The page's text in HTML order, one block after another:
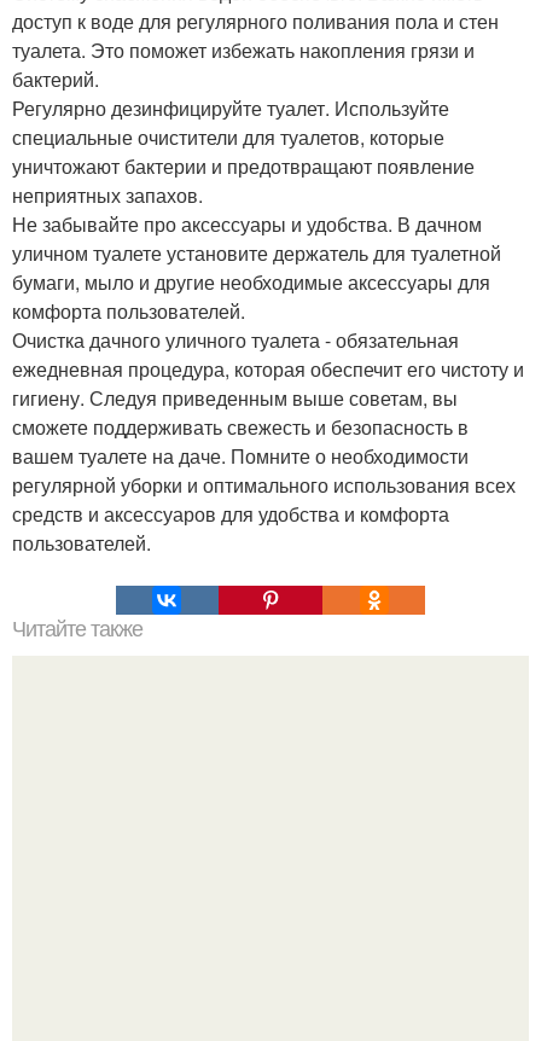
доступ к воде для регулярного поливания пола и стен
туалета. Это поможет избежать накопления грязи и
бактерий.
Регулярно дезинфицируйте туалет. Используйте
специальные очистители для туалетов, которые
уничтожают бактерии и предотвращают появление
неприятных запахов.
Не забывайте про аксессуары и удобства. В дачном
уличном туалете установите держатель для туалетной
бумаги, мыло и другие необходимые аксессуары для
комфорта пользователей.
Очистка дачного уличного туалета - обязательная
ежедневная процедура, которая обеспечит его чистоту и
гигиену. Следуя приведенным выше советам, вы
сможете поддерживать свежесть и безопасность в
вашем туалете на даче. Помните о необходимости
регулярной уборки и оптимального использования всех
средств и аксессуаров для удобства и комфорта
пользователей.
Читайте также